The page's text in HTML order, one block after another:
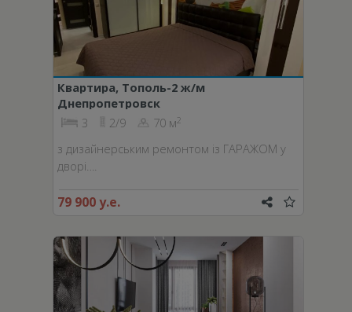
Квартира, Тополь-2 ж/м
Днепропетровск
3
2/9 70 м2
з дизайнерським ремонтом із ГАРАЖОМ у
дворі….
79 900 у.е.